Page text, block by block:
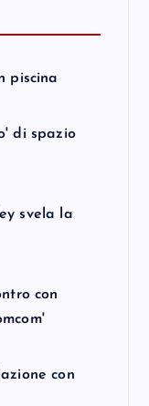
piscina
di spazio
svela la
con
con